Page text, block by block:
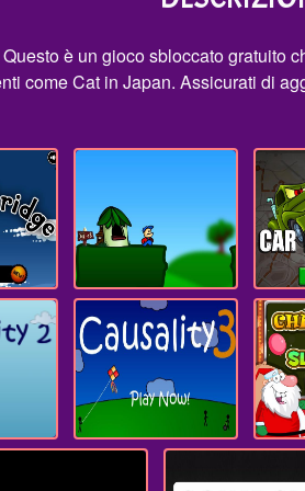
è un gioco sbloccato gratuito
come Cat in Japan. Assicurati di